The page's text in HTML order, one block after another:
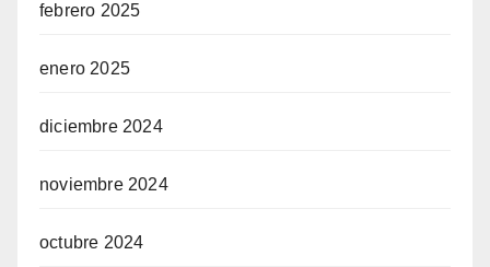
febrero 2025
enero 2025
diciembre 2024
noviembre 2024
octubre 2024